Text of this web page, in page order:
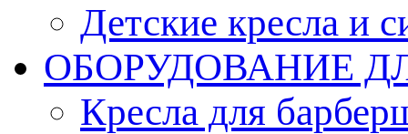
Детские кресла и
ОБОРУДОВАНИЕ
Кресла для